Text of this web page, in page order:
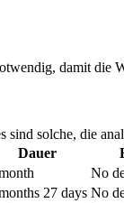
damit die
sind solche, die
Dauer
No
27 days No